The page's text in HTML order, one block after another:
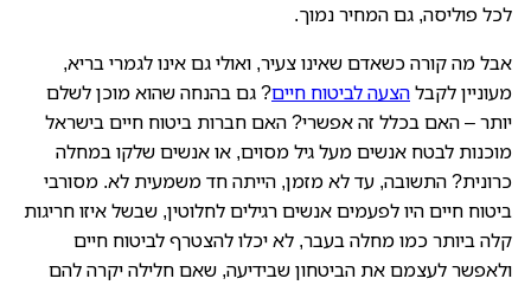
לכל פוליסה, גם המחיר נמוך.
אבל מה קורה כשאדם שאינו צעיר, ואולי גם אינו לגמרי בריא,
מעוניין לקבלהצעה לביטוח חיים? גם בהנחה שהוא מוכן לשלם
יותר – האם בכלל זה אפשרי? האם חברות ביטוח חיים בישראל
מוכנות לבטח אנשים מעל גיל מסוים, או אנשים שלקו במחלה
כרונית? התשובה, עד לא מזמן, הייתה חד משמעית לא. מסורבי
ביטוח חיים היו לפעמים אנשים רגילים לחלוטין, שבשל איזו חריגות
קלה ביותר כמו מחלה בעבר, לא יכלו להצטרף לביטוח חיים
ולאפשר לעצמם את הביטחון שבידיעה, שאם חלילה יקרה להם